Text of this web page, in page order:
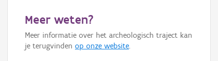
Meer weten?
Meer informatie over het archeologisch traject kan
je terugvinden op onze website.